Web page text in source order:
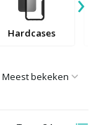
Hardcases